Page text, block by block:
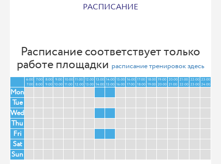
РАСПИСАНИЕ
Расписание соответствует только
работе площадки расписание тренировок здесь
6:00
7:00
7:00
8:00
8:00
9:00
9:00
10:00
10:00
11:00
11:00
12:00
12:00
13:00
13:00
14:00
14:00
15:00
15:00
16:00
16:00
17:00
17:00
18:00
18:00
19:00
19:00
20:00
20:00
21:00
21:00
22:00
22:00
23:00
23:00
24:00
Mon
Tue
Wed
Thu
Fri
Sat
Sun